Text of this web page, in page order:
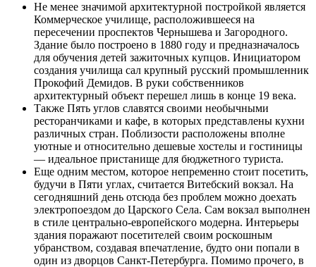
Не менее значимой архитектурной постройкой является
Коммерческое училище, расположившееся на
пересечении проспектов Чернышева и Загородного.
Здание было построено в 1880 году и предназначалось
для обучения детей зажиточных купцов. Инициатором
создания училища сал крупный русский промышленник
Прокофий Демидов. В руки собственников
архитектурный объект перешел лишь в конце 19 века.
Также Пять углов славятся своими необычными
ресторанчиками и кафе, в которых представлены кухни
различных стран. Поблизости расположены вполне
уютные и относительно дешевые хостелы и гостиницы
— идеальное пристанище для бюджетного туриста.
Еще одним местом, которое непременно стоит посетить,
будучи в Пяти углах, считается Витебский вокзал. На
сегодняшний день отсюда без проблем можно доехать
электропоездом до Царского Села. Сам вокзал выполнен
в стиле центрально-европейского модерна. Интерьеры
здания поражают посетителей своим роскошным
убранством, создавая впечатление, будто они попали в
один из дворцов Санкт-Петербурга. Помимо прочего, в